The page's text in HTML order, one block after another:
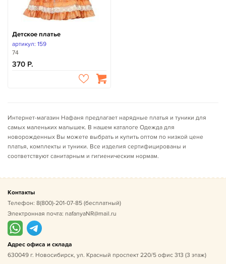
Детское платье
артикул: 159
74
370
Интернет-магазин Нафаня предлагает нарядные платья и туники для
самых маленьких малышек. В нашем каталоге Одежда для
новорожденных Вы можете выбрать и купить оптом по низкой цене
платья, комплекты и туники. Все изделия сертифицированы и
соответствуют санитарным и гигиеническим нормам.
Контакты
Телефон: 8(800)-201-07-85 (бесплатный)
Электронная почта: nafanyaNR@mail.ru
Адрес офиса и склада
630049 г. Новосибирск, ул. Красный проспект 220/5 офис 313 (3 этаж)